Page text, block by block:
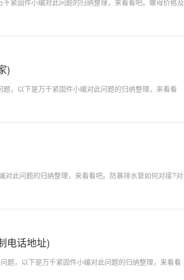
紧固件小编对此问题的归纳整理，来看看吧。螺母价格及
)
，以下是万千紧固件小编对此问题的归纳整理，来看看
此问题的归纳整理，来看看吧。防暴排水管如何对接?对
电话地址)
题，以下是万千紧固件小编对此问题的归纳整理，来看看